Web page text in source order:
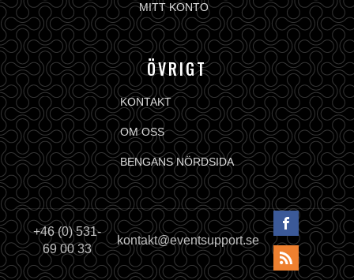
MITT KONTO
ÖVRIGT
KONTAKT
OM OSS
BENGANS NÖRDSIDA
+46 (0) 531-
69 00 33
kontakt@eventsupport.se